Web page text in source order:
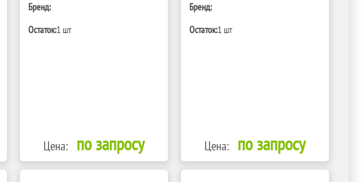
Бренд:
Остаток:1 шт
Цена: по запросу
Бренд:
Остаток:1 шт
Цена: по запросу